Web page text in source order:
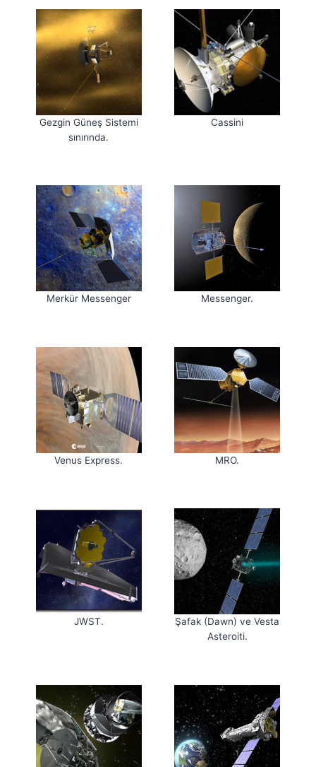
Gezgin Güneş Sistemi
sınırında.
Cassini
Merkür Messenger Messenger.
Venus Express. MRO.
JWST.
Şafak (Dawn) ve Vesta
Asteroiti.